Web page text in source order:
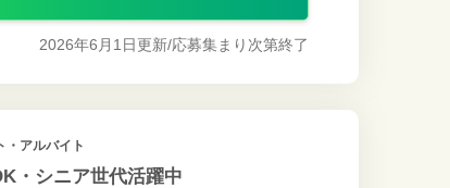
2026年6月1日更新/応募集まり次第終了
・アルバイト
・シニア世代活躍中